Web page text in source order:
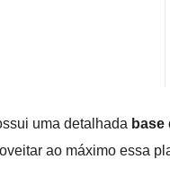
uma detalhada base
ao máximo essa